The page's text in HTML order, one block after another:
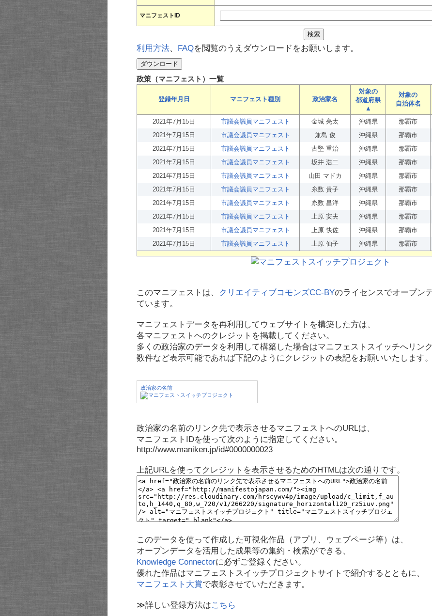
マニフェストID
利用方法、 FAQを閲覧のうえダウンロードをお願いします。
政策（マニフェスト）一覧
登録年月日 マニフェスト種別 政治家名
対象の
都道府県
▲
対象の
自治体名
2021年7月15日 市議会議員マニフェスト 金城 亮太 沖縄県 那覇市
2021年7月15日
市議会議員マニフェスト 兼島 俊 沖縄県 那覇市
2021年7月15日
市議会議員マニフェスト 古堅 重治 沖縄県 那覇市
2021年7月15日
市議会議員マニフェスト 坂井 浩二 沖縄県 那覇市
2021年7月15日
市議会議員マニフェスト 山田 マドカ 沖縄県 那覇市
2021年7月15日
市議会議員マニフェスト 糸数 貴子 沖縄県 那覇市
2021年7月15日
市議会議員マニフェスト 糸数 昌洋 沖縄県 那覇市
2021年7月15日
市議会議員マニフェスト 上原 安夫 沖縄県 那覇市
2021年7月15日
市議会議員マニフェスト 上原 快佐 沖縄県 那覇市
2021年7月15日
市議会議員マニフェスト 上原 仙子 沖縄県 那覇市
このマニフェストは、 クリエイティブコモンズCC-BYのライセンスでオープン
ています。
マニフェストデータを再利用してウェブサイトを構築した方は、
各マニフェストへのクレジットを掲載してください。
多くの政治家のデータを利用して構築した場合はマニフェストスイッチへリン
数件など表示可能であれば下記のようにクレジットの表記をお願いいたします。
政治家の名前
政治家の名前のリンク先で表示させるマニフェストへのURLは、
マニフェストIDを使って次のように指定してください。
http://www.maniken.jp/id#0000000023
上記URLを使ってクレジットを表示させるためのHTMLは次の通りです。
このデータを使って作成した可視化作品（アプリ、ウェブページ等）は、
オープンデータを活用した成果等の集約・検索ができる、
Knowledge Connectorに必ずご登録ください。
優れた作品はマニフェストスイッチプロジェクトサイトで紹介するとともに、
マニフェスト大賞で表彰させていただきます。
≫詳しい登録方法はこちら